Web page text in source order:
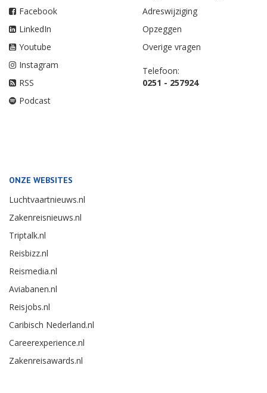
Facebook
LinkedIn
Youtube
Instagram
RSS
Podcast
Adreswijziging
Opzeggen
Overige vragen
Telefoon:
0251 - 257924
ONZE WEBSITES
Luchtvaartnieuws.nl
Zakenreisnieuws.nl
Triptalk.nl
Reisbizz.nl
Reismedia.nl
Aviabanen.nl
Reisjobs.nl
Caribisch Nederland.nl
Careerexperience.nl
Zakenreisawards.nl